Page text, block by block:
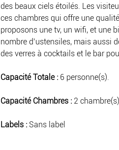
des beaux ciels étoilés. Les
ces chambres qui offre une
proposons une tv, un wifi, et une
nombre d’ustensiles, mais aussi
des verres à cocktails et le bar
Capacité Totale : 6 personne(s).
Capacité Chambres : 2
Labels : Sans label